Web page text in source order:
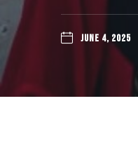
JUNE 4, 2025